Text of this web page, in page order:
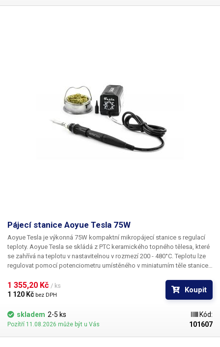
příslušenství je 5 vyměnitelných hrotů různých tvarů - viz obrázek,
Pájecí stanice Aoyue Tesla 75W
Aoyue Tesla je výkonná 75W kompaktní mikropájecí stanice s regulací
teploty. Aoyue Tesla se skládá z PTC keramického topného tělesa, které
se zahřívá na teplotu v nastavitelnou v rozmezí 200 - 480°C. Teplotu lze
regulovat pomocí potenciometru umístěného v miniaturním těle stanice -
řady 900-T. Pájecí pero má dobrou ergonomii a dobře se drží i díky
silikonovému gripu proti skluzu. Součástí balení je kovová špongie s
1 355,20 Kč / ks
1 120 Kč bez DPH
Koupit
skladem 2-5 ks
Pozítří 11.08.2026 může být u Vás
Kód:
101607